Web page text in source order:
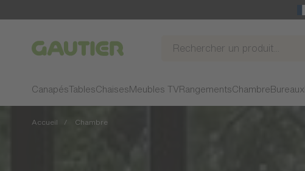
Gautier
CanapésTablesChaises Meubles TV RangementsChambre Bureaux
Accueil Chambre